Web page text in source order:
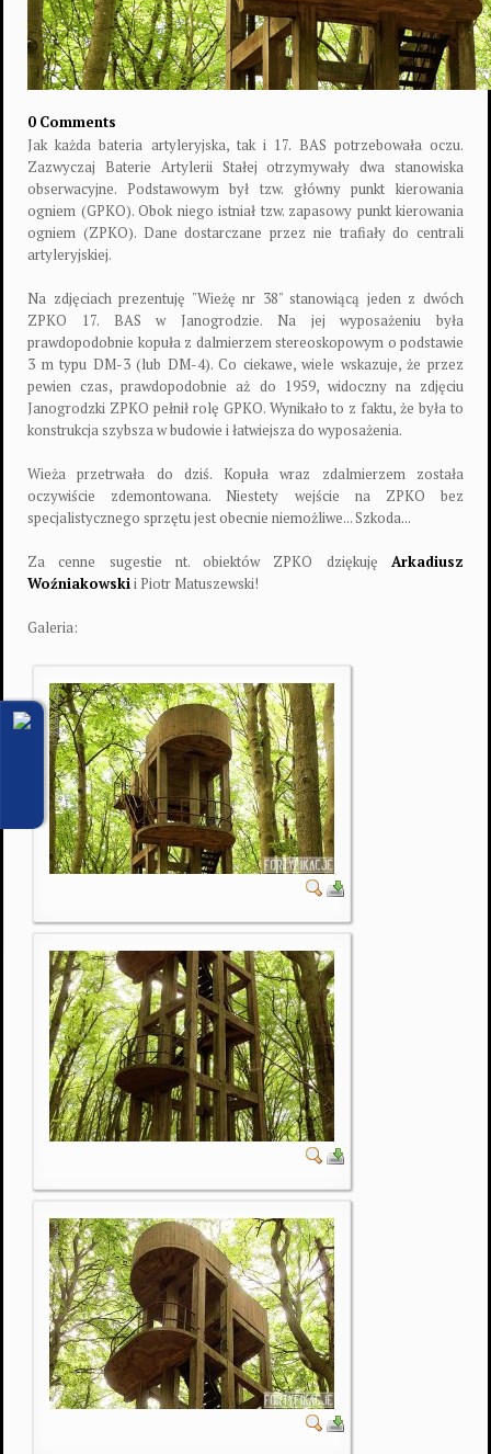
0 Comments
Jak każda bateria artyleryjska, tak i 17. BAS potrzebowała oczu.
Zazwyczaj Baterie Artylerii Stałej otrzymywały dwa stanowiska
obserwacyjne. Podstawowym był tzw. główny punkt kierowania
ogniem (GPKO). Obok niego istniał tzw. zapasowy punkt kierowania
ogniem (ZPKO). Dane dostarczane przez nie trafiały do centrali
artyleryjskiej.
Na zdjęciach prezentuję "Wieżę nr 38" stanowiącą jeden z dwóch
ZPKO 17. BAS w Janogrodzie. Na jej wyposażeniu była
prawdopodobnie kopuła z dalmierzem stereoskopowym o podstawie
3 m typu DM-3 (lub DM-4). Co ciekawe, wiele wskazuje, że przez
pewien czas, prawdopodobnie aż do 1959, widoczny na zdjęciu
Janogrodzki ZPKO pełnił rolę GPKO. Wynikało to z faktu, że była to
konstrukcja szybsza w budowie i łatwiejsza do wyposażenia.
Wieża przetrwała do dziś. Kopuła wraz zdalmierzem została
oczywiście zdemontowana. Niestety wejście na ZPKO bez
specjalistycznego sprzętu jest obecnie niemożliwe... Szkoda...
Za cenne sugestie nt. obiektów ZPKO dziękuję Arkadiusz
Woźniakowskii Piotr Matuszewski!
Galeria: